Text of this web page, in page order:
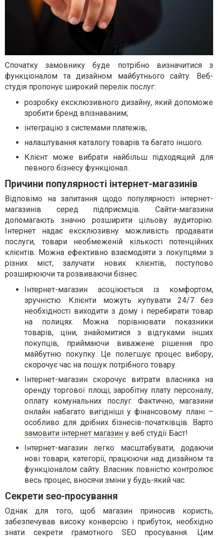
Спочатку замовнику буде потрібно визначитися з
функціоналом та дизайном майбутнього сайту. Веб-
студія пропонує широкий перелік послуг:
розробку ексклюзивного дизайну, який допоможе
зробити бренд впізнаваним;
інтеграцію з системами платежів;
налаштування каталогу товарів та багато іншого.
Клієнт може вибрати найбільш підходящий для
певного бізнесу функціонал.
Причини популярності інтернет-магазинів
Відповімо на запитання щодо популярності інтернет-
магазинів серед підприємців. Сайти-магазини
допомагають значно розширити цільову аудиторію.
Інтернет надає ексклюзивну можливість продавати
послуги, товари необмеженій кількості потенційних
клієнтів. Можна ефективно взаємодіяти з покупцями з
різних міст, залучати нових клієнтів, поступово
розширюючи та розвиваючи бізнес.
Інтернет-магазин асоціюється із комфортом,
зручністю. Клієнти можуть купувати 24/7 без
необхідності виходити з дому і перебирати товар
на полицях. Можна порівнювати показники
товарів, ціни, знайомитися з відгуками інших
покупців, приймаючи виважене рішення про
майбутню покупку. Це полегшує процес вибору,
скорочує час на пошук потрібного товару.
Інтернет-магазин скорочує витрати власника на
оренду торгової площі, заробітну плату персоналу,
оплату комунальних послуг. Фактично, магазини
онлайн набагато вигідніші у фінансовому плані –
особливо для дрібних бізнесів-початківців. Варто
замовити інтернет магазин у веб студії Баст!
Інтернет-магазин легко масштабувати, додаючи
нові товари, категорії, працюючи над дизайном та
функціоналом сайту. Власник повністю контролює
весь процес, вносячи зміни у будь-який час.
Секрети seo-просування
Однак для того, щоб магазин приносив користь,
забезпечував високу конверсію і прибуток, необхідно
знати секрети грамотного SEO просування. Цим